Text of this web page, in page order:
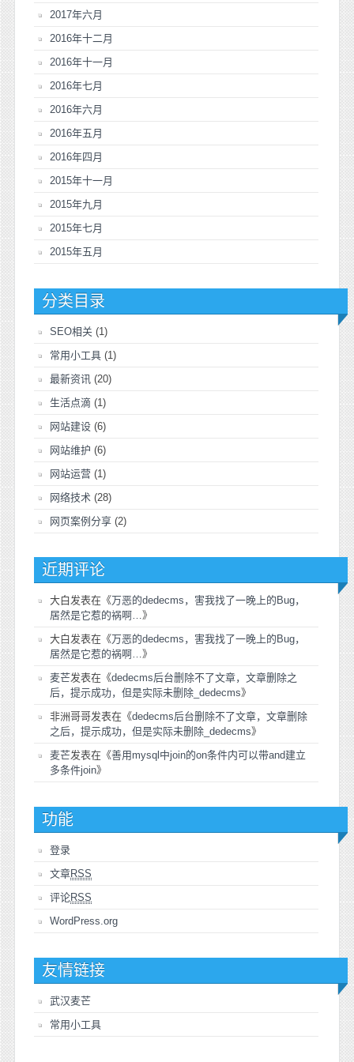
2017年六月
2016年十二月
2016年十一月
2016年七月
2016年六月
2016年五月
2016年四月
2015年十一月
2015年九月
2015年七月
2015年五月
分类目录
SEO相关 (1)
常用小工具 (1)
最新资讯 (20)
生活点滴 (1)
网站建设 (6)
网站维护 (6)
网站运营 (1)
网络技术 (28)
网页案例分享 (2)
近期评论
大白发表在《万恶的dedecms，害我找了一晚上的Bug，
居然是它惹的祸啊…》
大白发表在《万恶的dedecms，害我找了一晚上的Bug，
居然是它惹的祸啊…》
麦芒发表在《dedecms后台删除不了文章，文章删除之
后，提示成功，但是实际未删除_dedecms》
非洲哥哥发表在《dedecms后台删除不了文章，文章删除
之后，提示成功，但是实际未删除_dedecms》
麦芒发表在《善用mysql中join的on条件内可以带and建立
多条件join》
功能
登录
文章RSS
评论RSS
WordPress.org
友情链接
武汉麦芒
常用小工具